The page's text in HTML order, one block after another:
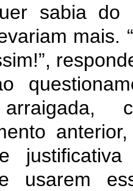
sabia do
mais.
usarem